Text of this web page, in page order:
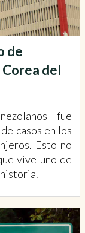
de
del
fue
casos en los
Esto no
vive uno de